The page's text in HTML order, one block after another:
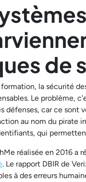
de
la sécurité
Le problème,
défenses, car ce sont
au nom du pirate
qui
réalisée en 2016 a
. Le rapport DBIR de
à des erreurs